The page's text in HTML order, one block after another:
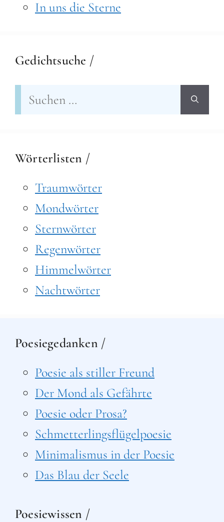
In uns die Sterne
Gedichtsuche /
Suchen
nach:
Wörterlisten /
Traumwörter
Mondwörter
Sternwörter
Regenwörter
Himmelwörter
Nachtwörter
Poesiegedanken /
Poesie als stiller Freund
Der Mond als Gefährte
Poesie oder Prosa?
Schmetterlingsflügelpoesie
Minimalismus in der Poesie
Das Blau der Seele
Poesiewissen /